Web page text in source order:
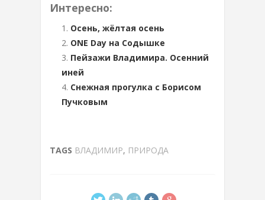
Интересно:
Оceнь, жёлтaя oceнь
ONE Day на Содышке
Пейзажи Владимира. Осенний
иней
Снежная прогулка с Борисом
Пучковым
TAGS ВЛАДИМИР, ПРИРОДА